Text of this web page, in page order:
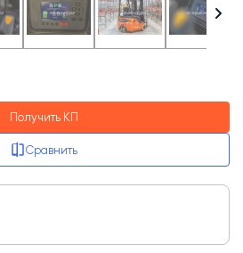
Получить КП
Сравнить